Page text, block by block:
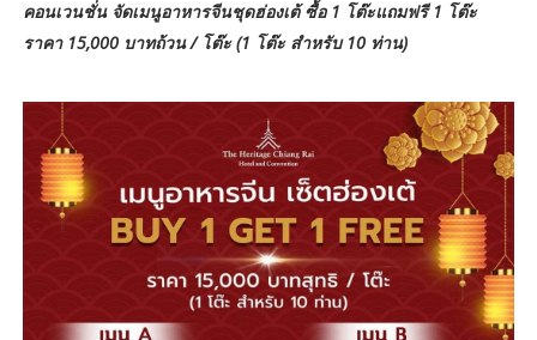
คอนเวนชั่น จัดเมนูอาหารจีนชุดฮ่องเต้ ซื้อ 1 โต๊ะแถมฟรี 1 โต๊ะ
ราคา 15,000 บาทถ้วน / โต๊ะ (1 โต๊ะ สําหรับ 10 ท่าน)